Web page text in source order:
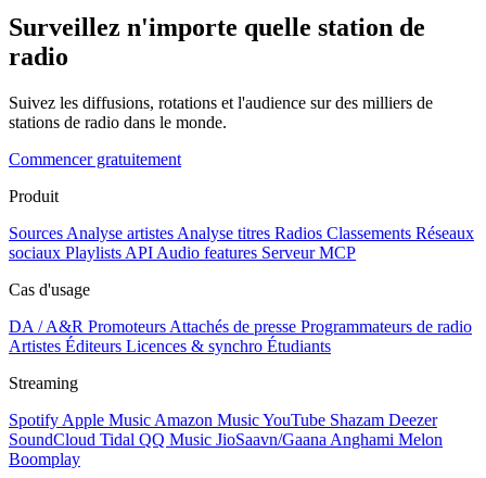
Surveillez n'importe quelle station de
radio
Suivez les diffusions, rotations et l'audience sur des milliers de
stations de radio dans le monde.
Commencer gratuitement
Produit
Sources Analyse artistes Analyse titres Radios Classements Réseaux
sociaux Playlists API Audio features Serveur MCP
Cas d'usage
DA / A&R Promoteurs Attachés de presse Programmateurs de radio
Artistes Éditeurs Licences & synchro Étudiants
Streaming
Spotify Apple Music Amazon MusicYouTube Shazam Deezer
SoundCloud Tidal QQ Music JioSaavn/Gaana Anghami Melon
Boomplay